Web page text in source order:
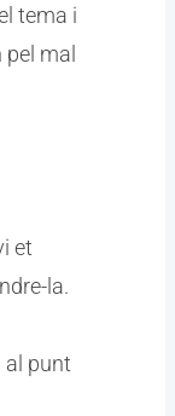
tema i
mal
et
la.
al punt